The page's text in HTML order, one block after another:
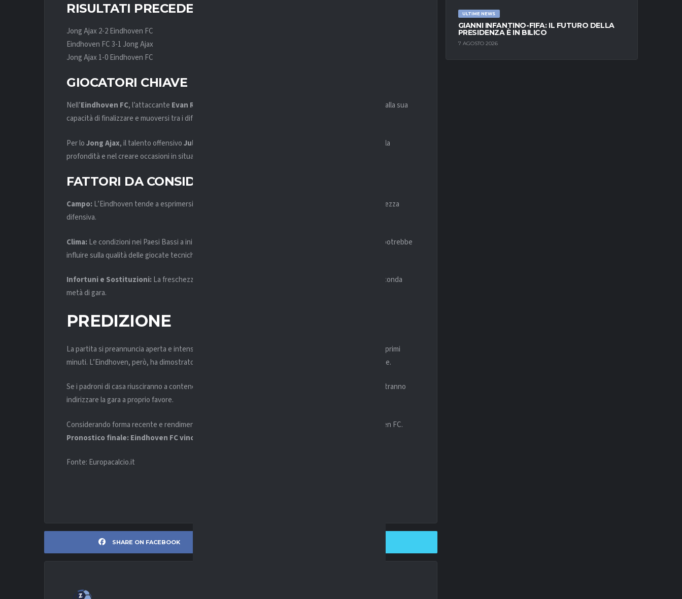
RISULTATI PRECEDENTI
Jong Ajax 2-2 Eindhoven FC
Eindhoven FC 3-1 Jong Ajax
Jong Ajax 1-0 Eindhoven FC
GIOCATORI CHIAVE
Nell’Eindhoven FC, l’attaccante Evan Rottier
rappresenta il principale riferimento offensivo, grazie alla sua
capacità di finalizzare e muoversi tra i difensori.
Per loJong Ajax, il talento offensivoJulian Rijkhoff
è il giocatore più pericoloso, abile nell’attaccare la
profondità e nel creare occasioni in situazioni di uno contro uno.
FATTORI DA CONSIDERARE
Campo:L’Eindhoven tende a esprimersi meglio in casa, dove mantiene maggiore equilibrio e compattezza
difensiva.
Clima:Le condizioni nei Paesi Bassi a inizio marzo possono essere fresche e ventose, elemento che potrebbe
influire sulla qualità delle giocate tecniche.
Infortuni e Sostituzioni:La freschezza atletica dello Jong Ajax potrebbe risultare decisiva nella seconda
metà di gara.
PREDIZIONE
La partita si preannuncia aperta e intensa, con lo Jong Ajax pronto a spingere sull’acceleratore fin dai primi
minuti. L’Eindhoven, però, ha dimostrato maggiore solidità e continuità, soprattutto tra le mura amiche.
Se i padroni di casa riusciranno a contenere la velocità degli ospiti e a sfruttare le occasioni create, potranno
indirizzare la gara a proprio favore.
Considerando forma recente e rendimento interno, il pronostico pende leggermente verso l’Eindhoven FC.
Pronostico finale: Eindhoven FC vincente 2-1
Fonte: Europacalcio.it
SHARE ON FACEBOOK
ULTIME NEWS
GIANNI INFANTINO-FIFA: IL FUTURO DELLA
PRESIDENZA È IN BILICO
7 AGOSTO 2026